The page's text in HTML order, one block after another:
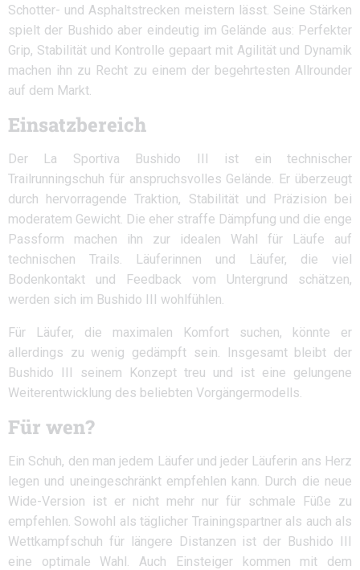
Schotter- und Asphaltstrecken meistern lässt. Seine Stärken
spielt der Bushido aber eindeutig im Gelände aus: Perfekter
Grip, Stabilität und Kontrolle gepaart mit Agilität und Dynamik
machen ihn zu Recht zu einem der begehrtesten Allrounder
auf dem Markt.
Einsatzbereich
Der La Sportiva Bushido III ist ein technischer
Trailrunningschuh für anspruchsvolles Gelände. Er überzeugt
durch hervorragende Traktion, Stabilität und Präzision bei
moderatem Gewicht. Die eher straffe Dämpfung und die enge
Passform machen ihn zur idealen Wahl für Läufe auf
technischen Trails. Läuferinnen und Läufer, die viel
Bodenkontakt und Feedback vom Untergrund schätzen,
werden sich im Bushido III wohlfühlen.
Für Läufer, die maximalen Komfort suchen, könnte er
allerdings zu wenig gedämpft sein. Insgesamt bleibt der
Bushido III seinem Konzept treu und ist eine gelungene
Weiterentwicklung des beliebten Vorgängermodells.
Für wen?
Ein Schuh, den man jedem Läufer und jeder Läuferin ans Herz
legen und uneingeschränkt empfehlen kann. Durch die neue
Wide-Version ist er nicht mehr nur für schmale Füße zu
empfehlen. Sowohl als täglicher Trainingspartner als auch als
Wettkampfschuh für längere Distanzen ist der Bushido III
eine optimale Wahl. Auch Einsteiger kommen mit dem